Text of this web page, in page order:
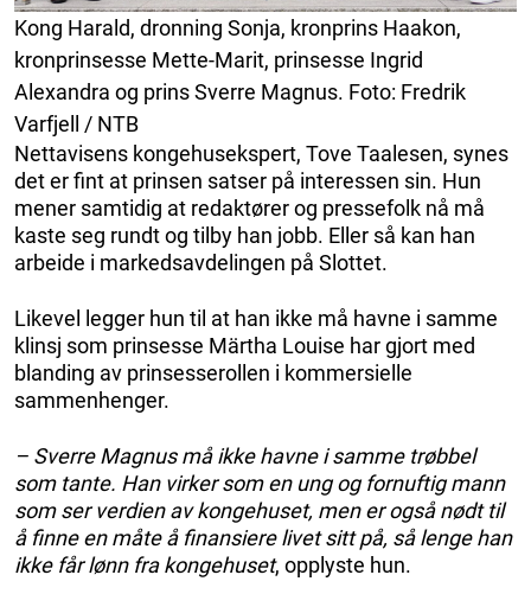
Kong Harald, dronning Sonja, kronprins Haakon,
kronprinsesse Mette-Marit, prinsesse Ingrid
Alexandra og prins Sverre Magnus. Foto: Fredrik
Varfjell / NTB
Nettavisens kongehusekspert, Tove Taalesen, synes
det er fint at prinsen satser på interessen sin. Hun
mener samtidig at redaktører og pressefolk nå må
kaste seg rundt og tilby han jobb. Eller så kan han
arbeide i markedsavdelingen på Slottet.
Likevel legger hun til at han ikke må havne i samme
klinsj som prinsesse Märtha Louise har gjort med
blanding av prinsesserollen i kommersielle
sammenhenger.
– Sverre Magnus må ikke havne i samme trøbbel
som tante. Han virker som en ung og fornuftig mann
som ser verdien av kongehuset, men er også nødt til
å finne en måte å finansiere livet sitt på, så lenge han
ikke får lønn fra kongehuset, opplyste hun.